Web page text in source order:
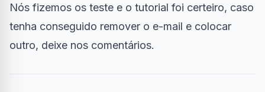
Nós fizemos os teste e o tutorial foi certeiro, caso
tenha conseguido remover o e-mail e colocar
outro, deixe nos comentários.